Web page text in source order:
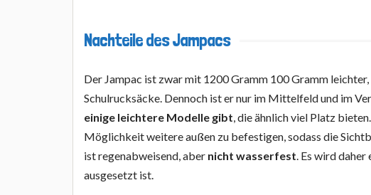
Nachteile des Jampacs
Der Jampac ist zwar mit 1200 Gramm 100 Gramm
Schulrucksäcke. Dennoch ist er nur im Mittelfeld und im
einige leichtere Modelle gibt, die ähnlich viel Platz
Möglichkeit weitere außen zu befestigen, sodass die
ist regenabweisend, aber nicht wasserfest. Es wird daher
ausgesetzt ist.